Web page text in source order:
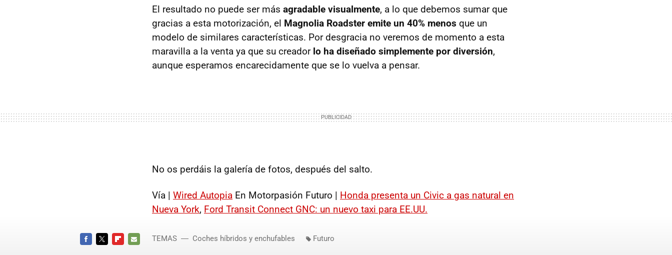
El resultado no puede ser más agradable visualmente, a lo que debemos sumar que
gracias a esta motorización, el Magnolia Roadster emite un 40% menos que un
modelo de similares características. Por desgracia no veremos de momento a esta
maravilla a la venta ya que su creador lo ha diseñado simplemente por diversión,
aunque esperamos encarecidamente que se lo vuelva a pensar.
No os perdáis la galería de fotos, después del salto.
Vía | Wired Autopia En Motorpasión Futuro | Honda presenta un Civic a gas natural en
Nueva York, Ford Transit Connect GNC: un nuevo taxi para EE.UU.
TEMAS Coches híbridos y enchufables Futuro